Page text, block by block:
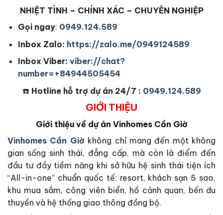
NHIỆT TÌNH – CHÍNH XÁC – CHUYÊN NGHIỆP
Gọi ngay: 0949.124.589
Inbox Zalo: https://zalo.me/0949124589
Inbox Viber: viber://chat?
number=+84944505454
☎️Hotline hỗ trợ dự án 24/7 : 0949.124.589
GIỚI THIỆU
Giới thiệu về dự án Vinhomes Cần Giờ
Vinhomes Cần Giờ không chỉ mang đến một không
gian sống sinh thái, đẳng cấp, mà còn là điểm đến
đầu tư đầy tiềm năng khi sở hữu hệ sinh thái tiện ích
“All-in-one” chuẩn quốc tế: resort, khách sạn 5 sao,
khu mua sắm, công viên biển, hồ cảnh quan, bến du
thuyền và hệ thống giao thông đồng bộ.